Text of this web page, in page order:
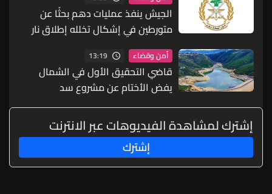
الجيش ينفذ عمليات دهم بحثًا عن
متورطين في إشكال تخلله إطلاق نار
خيمة مزروعة بالماريجوانا
أمن وقضاء 13:19
قاضي التحقيق الأول في الشمال
يفض الأختام عن مشروع سد
المسيلحة
إشترك لمشاهدة الفيديوهات عبر الانترنت
إشترك